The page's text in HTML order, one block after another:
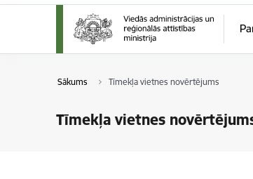
Sākums Tīmekļa vietnes novērtējums
Tīmekļa vietnes